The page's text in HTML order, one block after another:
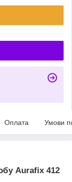
Оплата Умови
Aurafix 412